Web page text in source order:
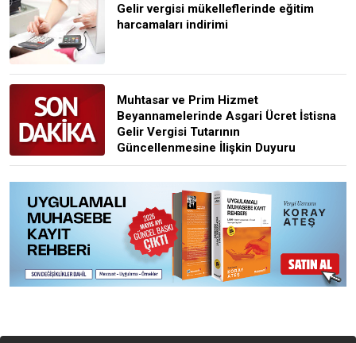
Gelir vergisi mükelleflerinde eğitim
harcamaları indirimi
Muhtasar ve Prim Hizmet
Beyannamelerinde Asgari Ücret İstisna
Gelir Vergisi Tutarının
Güncellenmesine İlişkin Duyuru